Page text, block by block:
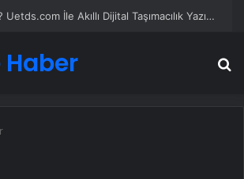
UETDS Nedir ? Uetds.com İle Akıllı Dijital Taşımacılık Yazılımı
Haber